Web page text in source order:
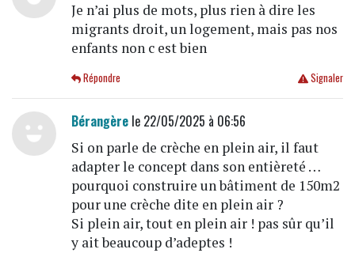
Je n’ai plus de mots, plus rien à dire les
migrants droit, un logement, mais pas nos
enfants non c est bien
Signaler
Répondre
Bérangèrele 22/05/2025 à 06:56
Si on parle de crèche en plein air, il faut
adapter le concept dans son entièreté …
pourquoi construire un bâtiment de 150m2
pour une crèche dite en plein air ?
Si plein air, tout en plein air ! pas sûr qu’il
y ait beaucoup d’adeptes !